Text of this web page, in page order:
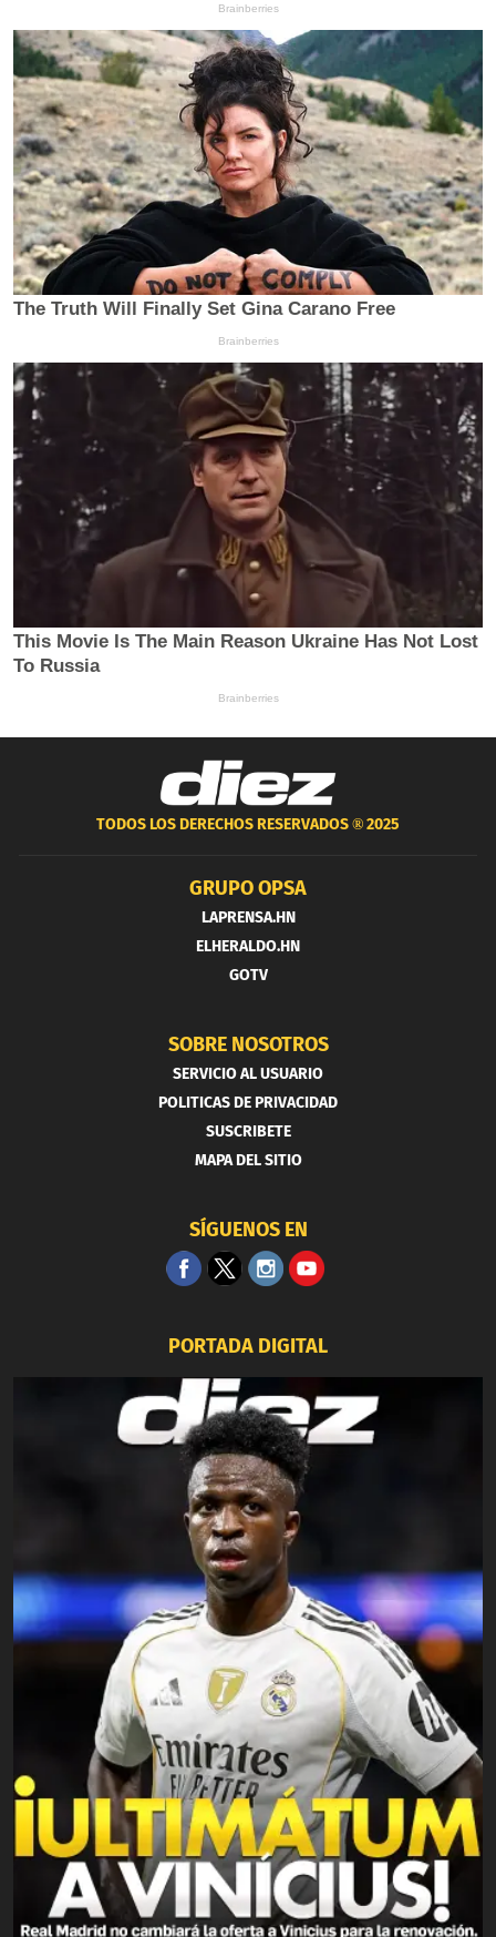
TODOS LOS DERECHOS RESERVADOS ®2025
GRUPO OPSA
LAPRENSA.HN
ELHERALDO.HN
GOTV
SOBRE NOSOTROS
SERVICIO AL USUARIO
POLITICAS DE PRIVACIDAD
SUSCRIBETE
MAPA DEL SITIO
SÍGUENOS EN
PORTADA DIGITAL